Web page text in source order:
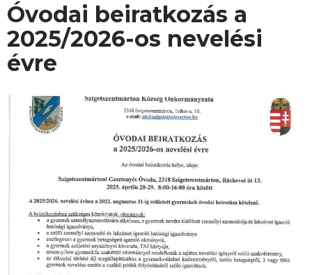
Óvodai beiratkozás a
2025/2026-os nevelési
évre